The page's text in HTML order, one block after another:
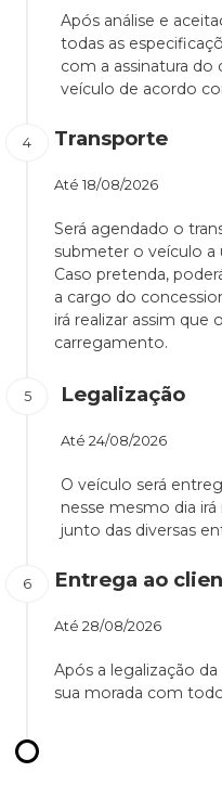
Após análise e
todas as
com a assinatura
veículo de acordo
Transporte
Até 18/08/2026
Será agendado o
submeter o veículo
Caso pretenda,
a cargo do
irá realizar assim que
carregamento.
Legalização
Até 24/08/2026
O veículo será
nesse mesmo dia
junto das diversas
Entrega ao
Até 28/08/2026
Após a legalização
sua morada com